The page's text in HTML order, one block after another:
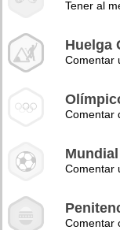
Tener al
Huelga
Comentar
Comentar
Comentar
Comentar